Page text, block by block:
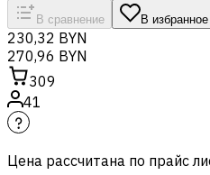
В сравнение В избранное
230,32 BYN
270,96 BYN
309
41
Цена рассчитана по прайс